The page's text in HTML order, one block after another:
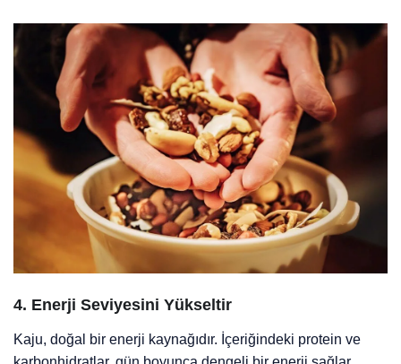
4. Enerji Seviyesini Yükseltir
Kaju, doğal bir enerji kaynağıdır. İçeriğindeki protein ve